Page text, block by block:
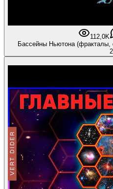
112,0K
Бассейны Ньютона (фракталы,